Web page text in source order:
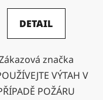
DETAIL
značka
VÝTAH V
POŽÁRU